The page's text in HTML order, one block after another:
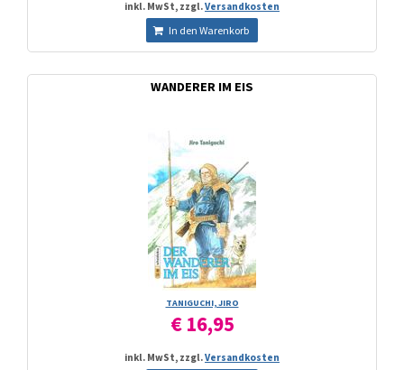
inkl. MwSt, zzgl.Versandkosten
In den Warenkorb
WANDERER IM EIS
TANIGUCHI, JIRO
€ 16,95
inkl. MwSt, zzgl.Versandkosten